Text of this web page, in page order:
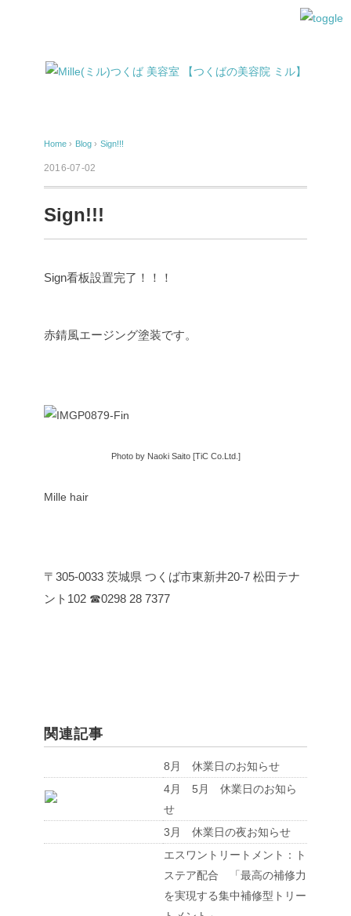
Home › Blog › Sign!!!
2016-07-02
Sign!!!
Sign看板設置完了！！！
赤錆風エージング塗装です。
Photo by Naoki Saito [TiC Co.Ltd.]
Mille hair
〒305-0033 茨城県 つくば市東新井20-7 松田テナ
ント102 ☎︎0298 28 7377
関連記事
8月 休業日のお知らせ
4月 5月 休業日のお知ら
せ
3月 休業日の夜お知らせ
エスワントリートメント：ト
ステア配合 「最高の補修力
を実現する集中補修型トリー